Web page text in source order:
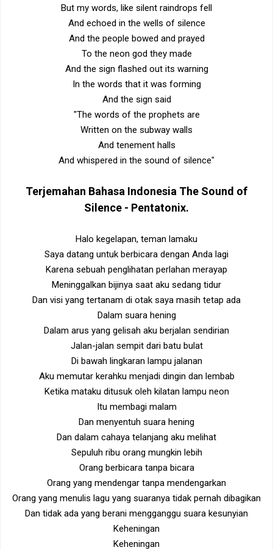
But my words, like silent raindrops fell
And echoed in the wells of silence
And the people bowed and prayed
To the neon god they made
And the sign flashed out its warning
In the words that it was forming
And the sign said
"The words of the prophets are
Written on the subway walls
And tenement halls
And whispered in the sound of silence"
Terjemahan Bahasa Indonesia The Sound of
Silence - Pentatonix.
Halo kegelapan, teman lamaku
Saya datang untuk berbicara dengan Anda lagi
Karena sebuah penglihatan perlahan merayap
Meninggalkan bijinya saat aku sedang tidur
Dan visi yang tertanam di otak saya masih tetap ada
Dalam suara hening
Dalam arus yang gelisah aku berjalan sendirian
Jalan-jalan sempit dari batu bulat
Di bawah lingkaran lampu jalanan
Aku memutar kerahku menjadi dingin dan lembab
Ketika mataku ditusuk oleh kilatan lampu neon
Itu membagi malam
Dan menyentuh suara hening
Dan dalam cahaya telanjang aku melihat
Sepuluh ribu orang mungkin lebih
Orang berbicara tanpa bicara
Orang yang mendengar tanpa mendengarkan
Orang yang menulis lagu yang suaranya tidak pernah dibagikan
Dan tidak ada yang berani mengganggu suara kesunyian
Keheningan
Keheningan